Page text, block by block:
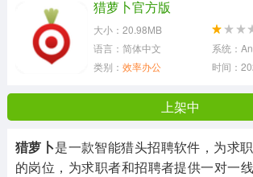
6179 款应用
39 款应用
猎萝卜官方版
大小：20.98MB
语言：简体中文
系统：
类别： 效率办公 时间：
上架中
猎萝卜是一款智能猎头招聘软件，为求
的岗位，为求职者和招聘者提供一对一